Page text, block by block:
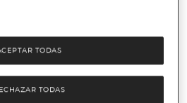
Kit de aerotermia Ferroli bomba de
calor, Inverter, ACS integrado,
refrigerante ecológico R32 - 3.2 HI3
10
Precio de venta
8.499 €
TODAS
TODAS